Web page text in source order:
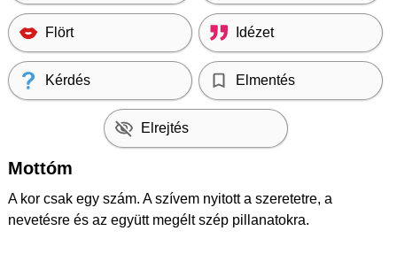
Flört Idézet
Kérdés Elmentés
Elrejtés
Mottóm
A kor csak egy szám. A szívem nyitott a szeretetre, a
nevetésre és az együtt megélt szép pillanatokra.